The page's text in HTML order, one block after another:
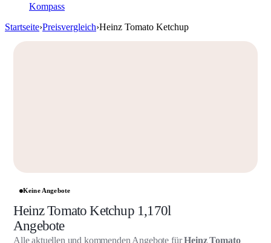
Kompass
Startseite›Preisvergleich›Heinz Tomato Ketchup
Keine Angebote
Heinz Tomato Ketchup 1,170l
Angebote
Alle aktuellen und kommenden Angebote fürHeinz Tomato